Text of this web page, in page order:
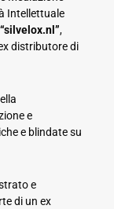
Intellettuale
,
distributore di
e
e blindate su
e
di un ex